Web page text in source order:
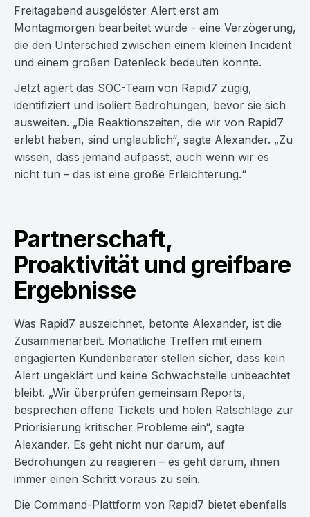
Freitagabend ausgelöster Alert erst am
Montagmorgen bearbeitet wurde - eine Verzögerung,
die den Unterschied zwischen einem kleinen Incident
und einem großen Datenleck bedeuten konnte.
Jetzt agiert das SOC-Team von Rapid7 zügig,
identifiziert und isoliert Bedrohungen, bevor sie sich
ausweiten. „Die Reaktionszeiten, die wir von Rapid7
erlebt haben, sind unglaublich“, sagte Alexander. „Zu
wissen, dass jemand aufpasst, auch wenn wir es
nicht tun – das ist eine große Erleichterung.“
Partnerschaft,
Proaktivität und greifbare
Ergebnisse
Was Rapid7 auszeichnet, betonte Alexander, ist die
Zusammenarbeit. Monatliche Treffen mit einem
engagierten Kundenberater stellen sicher, dass kein
Alert ungeklärt und keine Schwachstelle unbeachtet
bleibt. „Wir überprüfen gemeinsam Reports,
besprechen offene Tickets und holen Ratschläge zur
Priorisierung kritischer Probleme ein“, sagte
Alexander. Es geht nicht nur darum, auf
Bedrohungen zu reagieren – es geht darum, ihnen
immer einen Schritt voraus zu sein.
Die Command-Plattform von Rapid7 bietet ebenfalls